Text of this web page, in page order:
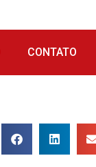
CONTATO